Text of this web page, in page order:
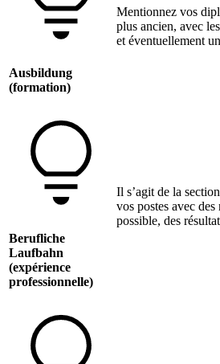
Ausbildung
(formation)
Mentionnez vos
plus ancien, avec
et éventuellement
Berufliche
Laufbahn
(expérience
professionnelle)
Il s’agit de la
vos postes avec
possible, des